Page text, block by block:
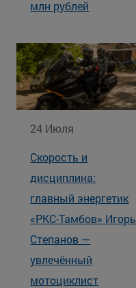
млн рублей
24 Июля
Скорость и
дисциплина:
главный энергетик
«РКС-Тамбов» Игорь
Степанов —
увлечённый
мотоциклист